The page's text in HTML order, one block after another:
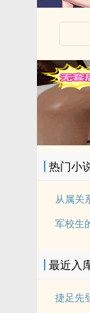
x
热门小
从属关
军校生
最近入
捷足先